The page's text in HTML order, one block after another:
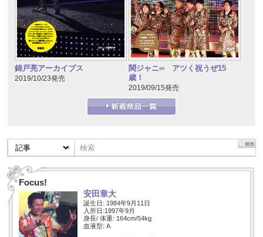
錦戸亮アーカイブス
2019/10/23発売
関ジャニ∞ アツく祝うぜ15
歳！
2019/09/15発売
Focus!
安田章大
誕生日: 1984年9月11日
入所日:1997年9月
身長/ 体重: 164cm/54kg
血液型: A